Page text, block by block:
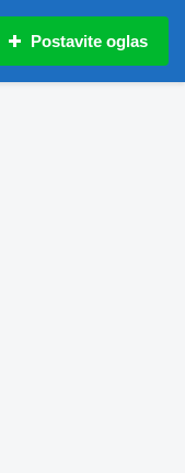
Postavite oglas